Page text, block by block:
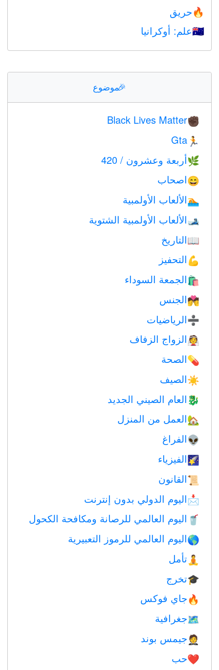
🔥حريق
🇺🇦علم: أوكرانيا
🎉موضوع
✊🏿
Black Lives Matter
🏃
Gta
🌿أربعة وعشرون / 420
😄اصحاب
🏊الألعاب الأولمبية
🎿الألعاب الأولمبية الشتوية
📖التاريخ
💪 التحفيز
🛍الجمعة السوداء
💏الجنس
➗الرياضيات
👰الزواج الزفاف
💊الصحة
☀️الصيف
🐉 العام الصيني الجديد
🏡العمل من المنزل
👽الفراغ
🌠الفيزياء
📜القانون
📩اليوم الدولي بدون إنترنت
🥤 اليوم العالمي للرصانة ومكافحة الكحول
🌎اليوم العالمي للرموز التعبيرية
🧘 تأمل
🎓تخرج
🔥جاي فوكس
🗺جغرافية
🤵 جيمس بوند
❤️️حب